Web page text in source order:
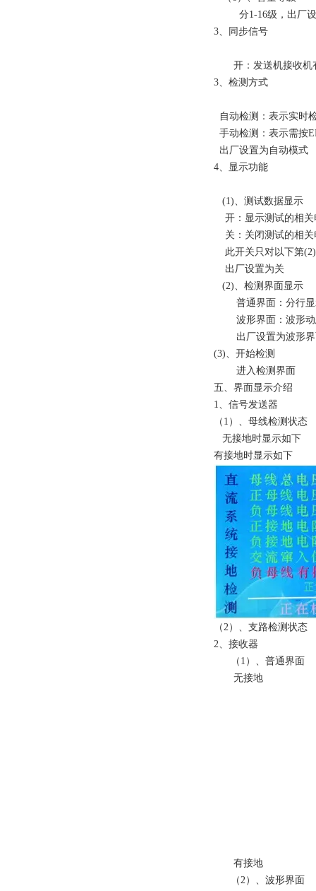
分1-16级，出厂设
3、同步信号
开：发送机接收机
3、检测方式
自动检测：表示实时
手动检测：表示需按
出厂设置为自动模式
4、显示功能
(1)、测试数据显示
开：显示测试的相关
关：关闭测试的相关
此开关只对以下第
出厂设置为关
(2)、检测界面显示
普通界面：分行显
波形界面：波形动
出厂设置为波形界
(3)、开始检测
进入检测界面
五、界面显示介绍
1、信号发送器
（1）、母线检测状态
无接地时显示如下
有接地时显示如下
（2）、支路检测状态
2、接收器
（1）、普通界面
无接地
有接地
（2）、波形界面